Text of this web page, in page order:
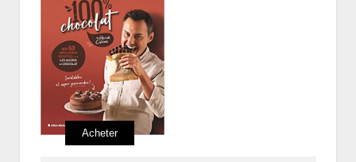
Acheter